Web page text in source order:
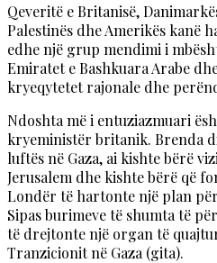
Qeveritë e Britanisë,
Palestinës dhe Amerikës kanë
edhe një grup mendimi i
Emiratet e Bashkuara Arabe
kryeqytetet rajonale dhe
Ndoshta më i entuziazmuari
kryeministër britanik. Brenda
luftës në Gaza, ai kishte bërë
Jerusalem dhe kishte bërë që
Londër të hartonte një plan
Sipas burimeve të shumta të
të drejtonte një organ të
Tranzicionit në Gaza (gita).